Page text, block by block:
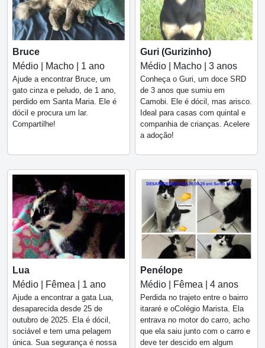
Bruce
Médio | Macho | 1 ano
Ajude a encontrar Bruce, um
gato cinza e peludo, de 1 ano,
perdido em Santa Maria. Ele é
dócil e procura um lar.
Compartilhe!
Guri (Gurizinho)
Médio | Macho | 3 anos
Conheça o Guri, um doce SRD
de 3 anos que sumiu em
Camobi. Ele é dócil, mas arisco.
Ideal para casas com quintal e
companhia de crianças. Acelere
a adoção!
Lua
Médio | Fêmea | 1 ano
Ajude a encontrar a gata Lua,
desaparecida desde 25 de
outubro de 2025. Ela é dócil,
sociável e tem uma pelagem
única. Sua segurança é nossa
Penélope
Médio | Fêmea | 4 anos
Perdida no trajeto entre o bairro
itararé e oColégio Marista. Ela
entrava no motor do carro, acho
que ela saiu junto com o carro e
deve ter descido em algum